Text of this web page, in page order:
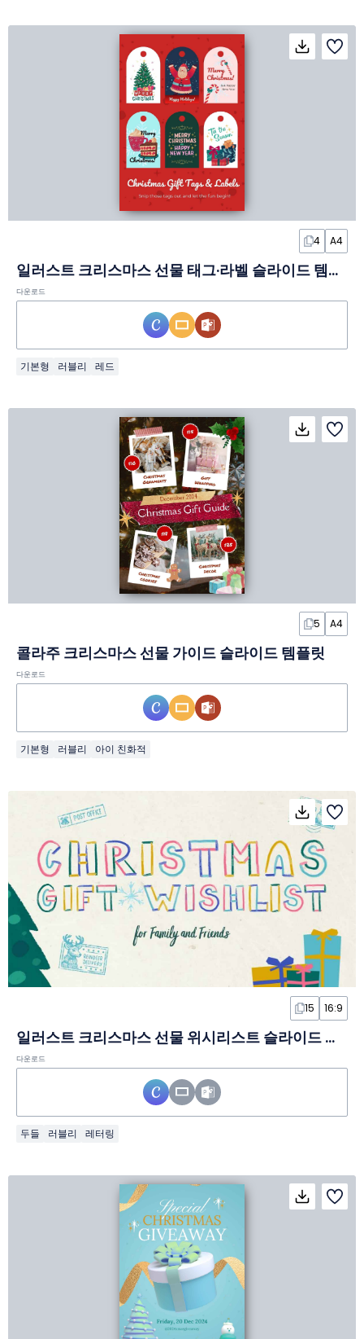
4 A4
일러스트 크리스마스 선물 태그·라벨 슬라이드 템플릿
다운로드
기본형 러블리 레드
5 A4
콜라주 크리스마스 선물 가이드 슬라이드 템플릿
다운로드
기본형 러블리 아이 친화적
15 16:9
일러스트 크리스마스 선물 위시리스트 슬라이드 템플릿
다운로드
두들 러블리 레터링